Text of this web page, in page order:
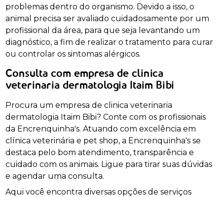
problemas dentro do organismo. Devido a isso, o
animal precisa ser avaliado cuidadosamente por um
profissional da área, para que seja levantando um
diagnóstico, a fim de realizar o tratamento para curar
ou controlar os sintomas alérgicos.
Consulta com empresa de clinica
veterinaria dermatologia Itaim Bibi
Procura um empresa de clinica veterinaria
dermatologia Itaim Bibi? Conte com os profissionais
da Encrenquinha's. Atuando com excelência em
clínica veterinária e pet shop, a Encrenquinha's se
destaca pelo bom atendimento, transparência e
cuidado com os animais. Ligue para tirar suas dúvidas
e agendar uma consulta.
Aqui você encontra diversas opções de serviços